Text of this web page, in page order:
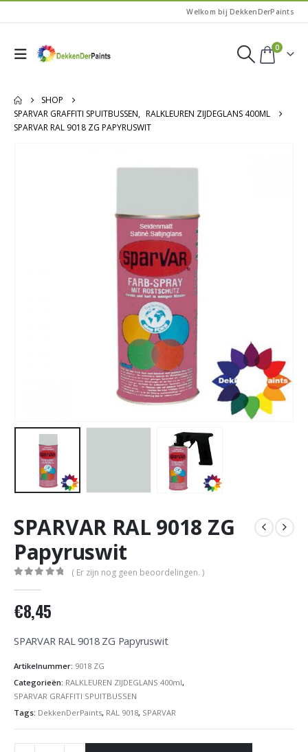
Welkom bij DekkenDerPaints
0
SHOP
SPARVAR GRAFFITI SPUITBUSSEN, RALKLEUREN ZIJDEGLANS 400ML
SPARVAR RAL 9018 ZG PAPYRUSWIT
SPARVAR RAL 9018 ZG
Papyruswit
( Er zijn nog geen beoordelingen. )
€8,45
SPARVAR RAL 9018 ZG Papyruswit
Artikelnummer: 9018 ZG
Categorieën: RALKLEUREN ZIJDEGLANS 400ml,
SPARVAR GRAFFITI SPUITBUSSEN
Tags: DekkenDerPaints, RAL 9018, SPARVAR